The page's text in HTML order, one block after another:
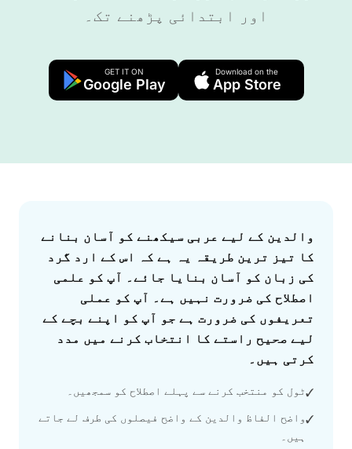
اور ابتدائی پڑھنے تک۔
Download on the
App Store
GET IT ON
Google Play
Answer
والدین کے لیے عربی سیکھنے کو آسان بنانے
کا تیز ترین طریقہ یہ ہے کہ اس کے ارد گرد
کی زبان کو آسان بنایا جائے۔ آپ کو علمی
اصطلاح کی ضرورت نہیں ہے۔ آپ کو عملی
تعریفوں کی ضرورت ہے جو آپ کو اپنے بچے کے
لیے صحیح راستے کا انتخاب کرنے میں مدد
کرتی ہیں۔
✓ٹول کو منتخب کرنے سے پہلے اصطلاح کو سمجھیں۔
✓واضح الفاظ والدین کے واضح فیصلوں کی طرف لے جاتے
ہیں۔